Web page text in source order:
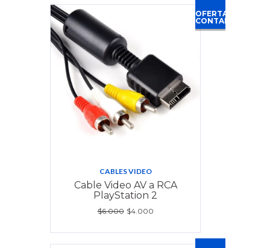
OFERTA
CONTADO
CABLES VIDEO
Cable Video AV a RCA
PlayStation 2
$6.000 $4.000